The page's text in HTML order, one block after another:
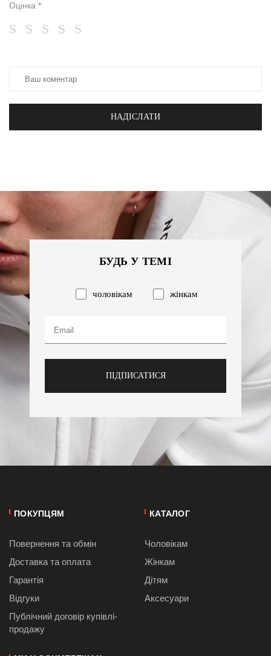
Оцінка *
НАДІСЛАТИ
БУДЬ У ТЕМІ
чоловікам жінкам
ПІДПИСАТИСЯ
ПОКУПЦЯМ
Повернення та обмін
Доставка та оплата
Гарантія
Відгуки
Публiчний договiр купівлі-
продажу
КАТАЛОГ
Чоловікам
Жінкам
Дітям
Аксесуари